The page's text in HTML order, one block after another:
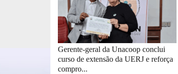
Gerente-geral da Unacoop conclui
curso de extensão da UERJ e reforça
compro...